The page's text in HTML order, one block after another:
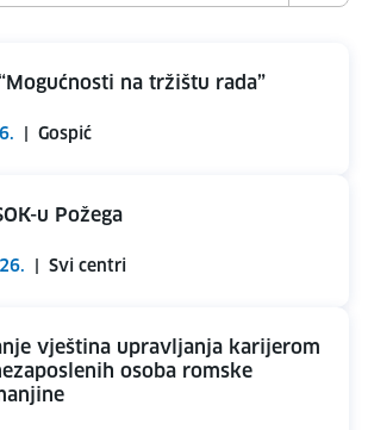
na tržištu rada”
Gospić
u Požega
Svi centri
vještina upravljanja karijerom
osoba romske